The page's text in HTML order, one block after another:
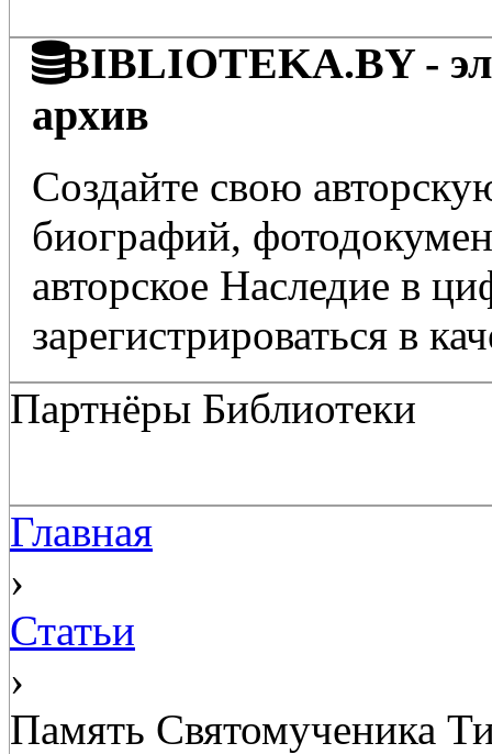
BIBLIOTEKA.BY -
архив
Создайте свою
биографий,
авторское Наследие в
зарегистрироваться в
Партнёры Библиотеки
Главная
›
Статьи
›
Память Святомученика